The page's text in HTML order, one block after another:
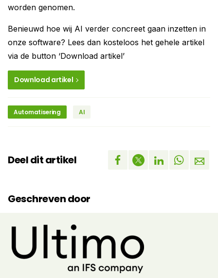
worden genomen.
Benieuwd hoe wij AI verder concreet gaan inzetten in
onze software? Lees dan kosteloos het gehele artikel
via de button ‘Download artikel’
Download artikel
Automatisering AI
Deel dit artikel
Geschreven door